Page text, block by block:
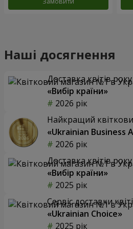
Наші досягнення
Доставка квітів року
«Вибір країни»
2026 рік
Найкращий
«Ukrainian Business
2026 рік
Доставка квітів року
«Вибір країни»
2025 рік
Сервіс доставки
«Ukrainian Choice»
2025 рік